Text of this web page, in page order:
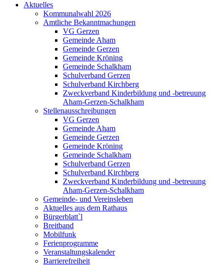
Aktuelles
Kommunalwahl 2026
Amtliche Bekanntmachungen
VG Gerzen
Gemeinde Aham
Gemeinde Gerzen
Gemeinde Kröning
Gemeinde Schalkham
Schulverband Gerzen
Schulverband Kirchberg
Zweckverband Kinderbildung und -betreuung
Aham-Gerzen-Schalkham
Stellenausschreibungen
VG Gerzen
Gemeinde Aham
Gemeinde Gerzen
Gemeinde Kröning
Gemeinde Schalkham
Schulverband Gerzen
Schulverband Kirchberg
Zweckverband Kinderbildung und -betreuung
Aham-Gerzen-Schalkham
Gemeinde- und Vereinsleben
Aktuelles aus dem Rathaus
Bürgerblatt`l
Breitband
Mobilfunk
Ferienprogramme
Veranstaltungskalender
Barrierefreiheit